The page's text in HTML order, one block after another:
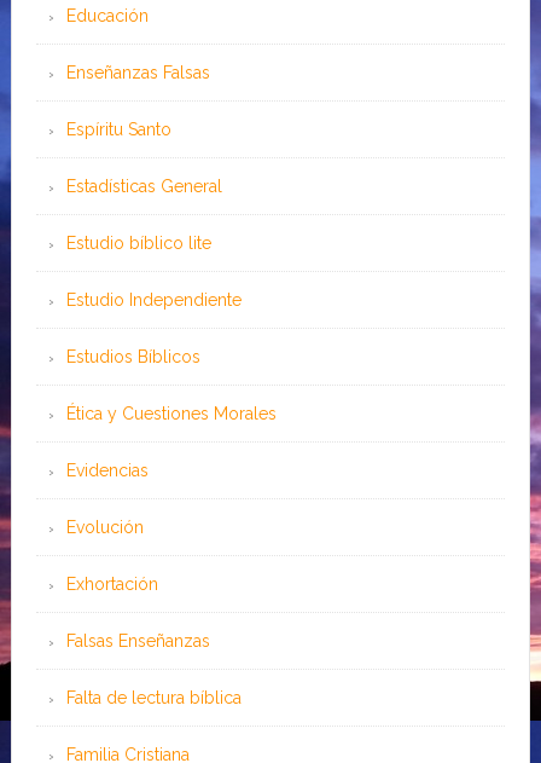
Educación
Enseñanzas Falsas
Espíritu Santo
Estadísticas General
Estudio bíblico lite
Estudio Independiente
Estudios Bíblicos
Ética y Cuestiones Morales
Evidencias
Evolución
Exhortación
Falsas Enseñanzas
Falta de lectura bíblica
Familia Cristiana